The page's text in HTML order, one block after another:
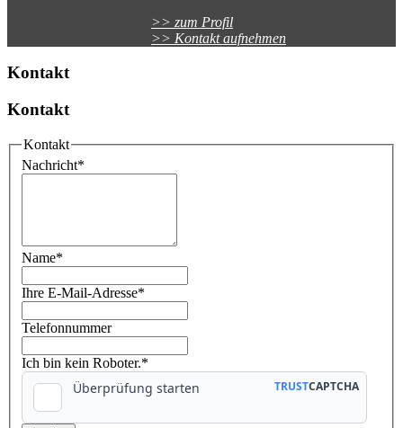
>> zum Profil
>> Kontakt aufnehmen
Kontakt
Kontakt
Kontakt
Nachricht*
Name*
Ihre E-Mail-Adresse*
Telefonnummer
Ich bin kein Roboter.*